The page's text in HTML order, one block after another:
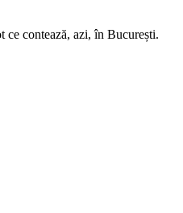
contează, azi, în București.